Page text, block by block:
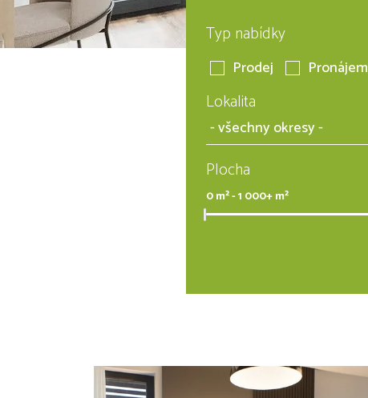
Typ nabídky
Prodej Pronájem
Lokalita
Plocha
0m² -1 000+m²